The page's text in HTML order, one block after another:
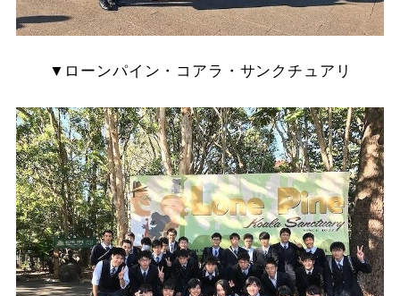
▼ローンパイン・コアラ・サンクチュアリ